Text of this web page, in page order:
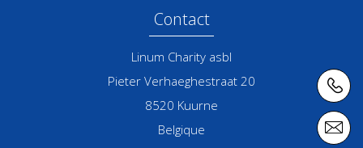
Contact
Linum Charity asbl
Pieter Verhaeghestraat 20
8520 Kuurne
Belgique